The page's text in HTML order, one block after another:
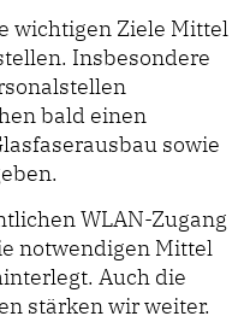
wichtigen Ziele Mittel
Insbesondere
bald einen
sowie
WLAN-Zugang
notwendigen Mittel
Auch die
stärken wir weiter.